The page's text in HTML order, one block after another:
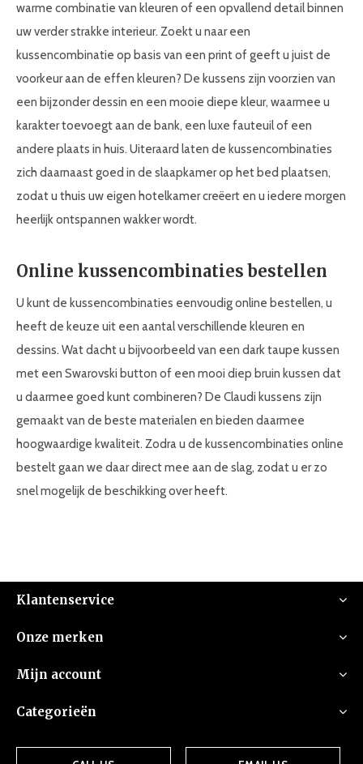
warme combinatie van kleuren of een opvallend detail binnen
uw verder strakke interieur. Zoekt u naar een
kussencombinatie op basis van een print of geeft u juist de
voorkeur aan de effen kleuren? De kussens zijn voorzien van
een bijzonder dessin en een mooie diepe kleur, waarmee u
karakter toevoegt aan de bank, een luxe fauteuil of een
andere plaats in huis. Uiteraard laten de kussencombinaties
zich daarnaast goed in de slaapkamer op het bed plaatsen,
zodat u thuis uw eigen hotelkamer creëert en u iedere morgen
heerlijk ontspannen wakker wordt.
Online kussencombinaties bestellen
U kunt de kussencombinaties eenvoudig online bestellen, u
heeft de keuze uit een aantal verschillende kleuren en
dessins. Wat dacht u bijvoorbeeld van een dark taupe kussen
met een Swarovski button of een mooi diep bruin kussen dat
u daarmee goed kunt combineren? De Claudi kussens zijn
gemaakt van de beste materialen en bieden daarmee
hoogwaardige kwaliteit. Zodra u de kussencombinaties online
bestelt gaan we daar direct mee aan de slag, zodat u er zo
snel mogelijk de beschikking over heeft.
Klantenservice
Onze merken
Mijn account
Categorieën